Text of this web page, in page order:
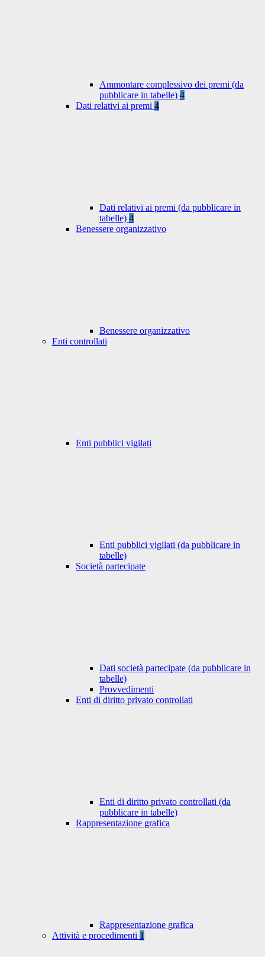
Ammontare complessivo dei premi (da
pubblicare in tabelle) 4
Dati relativi ai premi 4
Dati relativi ai premi (da pubblicare in
tabelle) 4
Benessere organizzativo
Benessere organizzativo
Enti controllati
Enti pubblici vigilati
Enti pubblici vigilati (da pubblicare in
tabelle)
Società partecipate
Dati società partecipate (da pubblicare in
tabelle)
Provvedimenti
Enti di diritto privato controllati
Enti di diritto privato controllati (da
pubblicare in tabelle)
Rappresentazione grafica
Rappresentazione grafica
Attività e procedimenti 1